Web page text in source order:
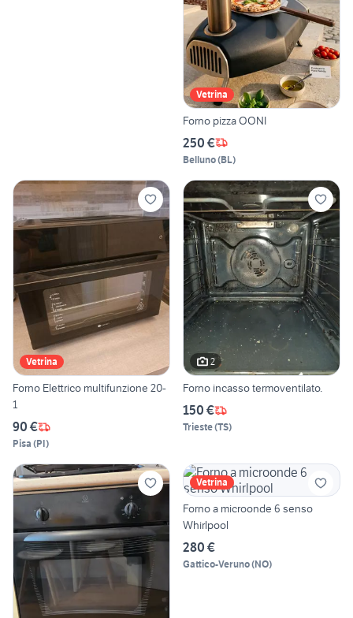
Vetrina
Forno pizza OONI
250 €
Belluno(BL)
Vetrina
Forno Elettrico multifunzione 20-
1
90 €
Pisa (PI)
2
Forno incasso termoventilato.
150 €
Trieste(TS)
Vetrina
Forno a microonde 6 senso
Whirlpool
280 €
Gattico-Veruno(NO)